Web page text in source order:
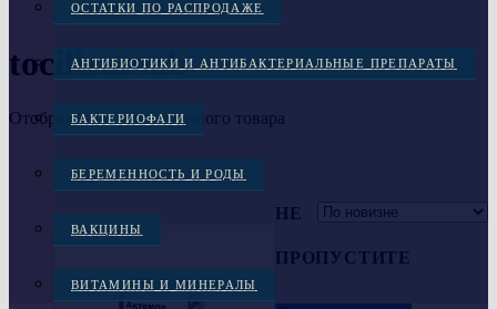
ОСТАТКИ ПО РАСПРОДАЖЕ
АНТИБИОТИКИ И АНТИБАКТЕРИАЛЬНЫЕ ПРЕПАРАТЫ
БАКТЕРИОФАГИ
БЕРЕМЕННОСТЬ И РОДЫ
ВАКЦИНЫ
ВИТАМИНЫ И МИНЕРАЛЫ
tocilizumab
Отображение единственного товара
НЕ
ПРОПУСТИТЕ